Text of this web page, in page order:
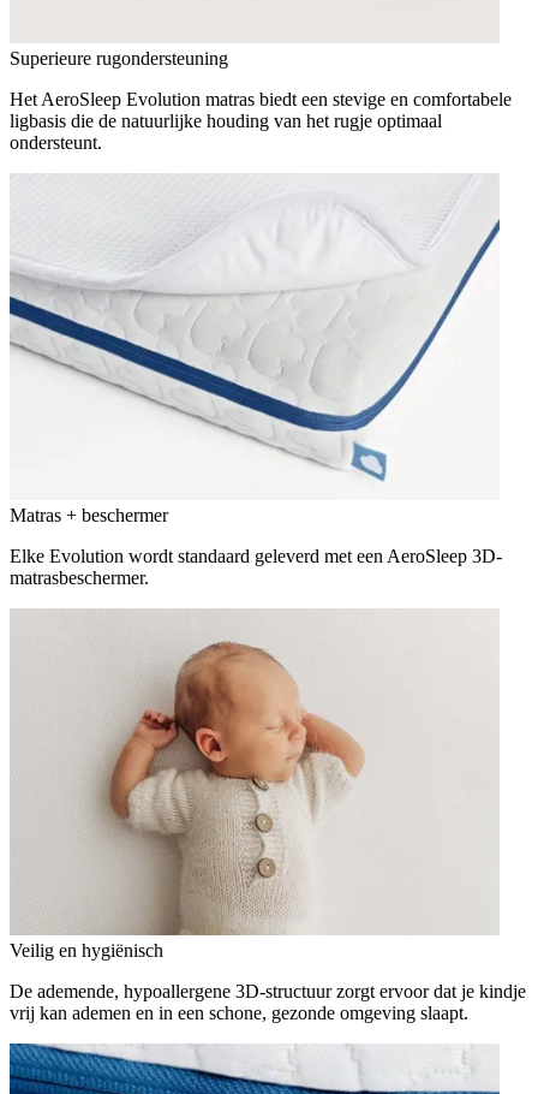
Superieure rugondersteuning
Het AeroSleep Evolution matras biedt een stevige en comfortabele
ligbasis die de natuurlijke houding van het rugje optimaal
ondersteunt.
Matras + beschermer
Elke Evolution wordt standaard geleverd met een AeroSleep 3D-
matrasbeschermer.
Veilig en hygiënisch
De ademende, hypoallergene 3D-structuur zorgt ervoor dat je kindje
vrij kan ademen en in een schone, gezonde omgeving slaapt.